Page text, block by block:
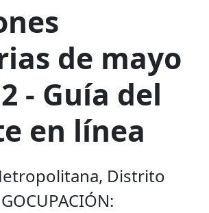
de mayo
- Guía del
en línea
Distrito